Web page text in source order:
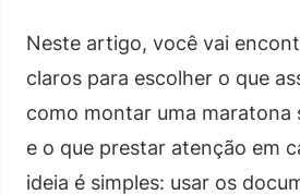
Neste artigo, você vai
claros para escolher o que
como montar uma maratona
e o que prestar atenção em
ideia é simples: usar os